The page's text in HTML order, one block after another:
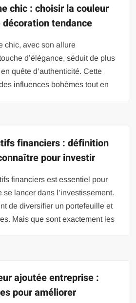
chic : choisir la couleur
tendance
chic, avec son allure
d’élégance, séduit de plus
quête d’authenticité. Cette
influences bohèmes tout en
financiers : définition
pour investir
financiers est essentiel pour
lancer dans l’investissement.
de diversifier un portefeuille et
Mais que sont exactement les
ajoutée entreprise :
pour améliorer